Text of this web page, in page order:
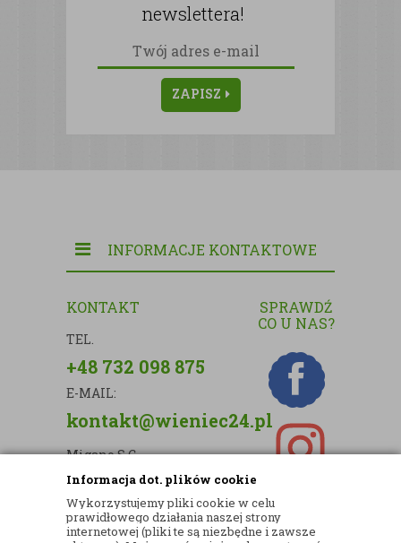
Informacja dot. plików cookie
Wykorzystujemy pliki cookie w celu
prawidłowego działania naszej strony
internetowej (pliki te są niezbędne i zawsze
newslettera!
ZAPISZ
INFORMACJE KONTAKTOWE
KONTAKT
TEL.
+48 732 098 875
E-MAIL:
kontakt@wieniec24.pl
Migano S.C.
ul. Kartograficzna 88c/m33
03-290 Warszawa
NIP: 5242813637
SPRAWDŹ
CO U NAS?